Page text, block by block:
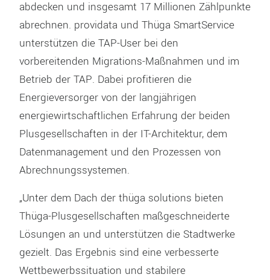
abdecken und insgesamt 17 Millionen Zählpunkte
abrechnen. providata und Thüga SmartService
unterstützen die TAP-User bei den
vorbereitenden Migrations-Maßnahmen und im
Betrieb der TAP. Dabei profitieren die
Energieversorger von der langjährigen
energiewirtschaftlichen Erfahrung der beiden
Plusgesellschaften in der IT-Architektur, dem
Datenmanagement und den Prozessen von
Abrechnungssystemen.
„Unter dem Dach der thüga solutions bieten
Thüga-Plusgesellschaften maßgeschneiderte
Lösungen an und unterstützen die Stadtwerke
gezielt. Das Ergebnis sind eine verbesserte
Wettbewerbssituation und stabilere